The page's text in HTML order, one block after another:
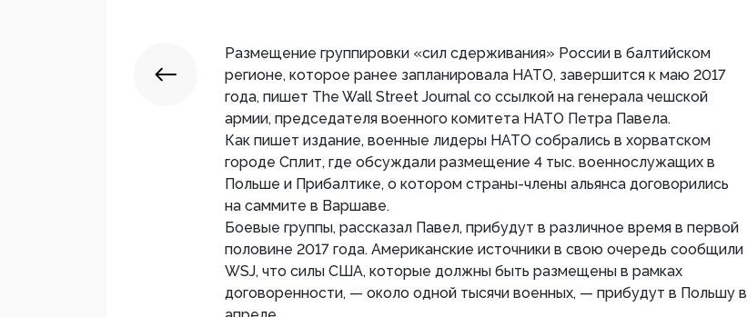
Размещение группировки «сил сдерживания» России в балтийском
регионе, которое ранее запланировала НАТО, завершится к маю 2017
года, пишет The Wall Street Journal со ссылкой на генерала чешской
армии, председателя военного комитета НАТО Петра Павела.
Как пишет издание, военные лидеры НАТО собрались в хорватском
городе Сплит, где обсуждали размещение 4 тыс. военнослужащих в
Польше и Прибалтике, о котором страны-члены альянса договорились
на саммите в Варшаве.
Боевые группы, рассказал Павел, прибудут в различное время в первой
половине 2017 года. Американские источники в свою очередь сообщили
WSJ, что силы США, которые должны быть размещены в рамках
договоренности, — около одной тысячи военных, — прибудут в Польшу в